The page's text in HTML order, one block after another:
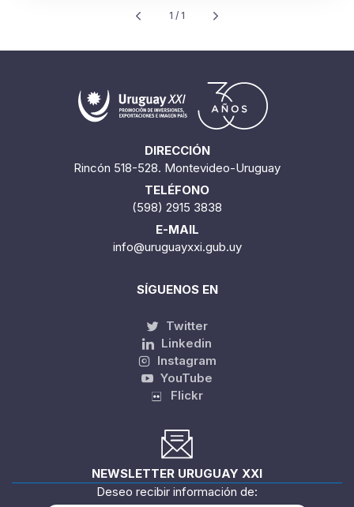
1 / 1
DIRECCIÓN
Rincón 518-528. Montevideo-Uruguay
TELÉFONO
(598) 2915 3838
E-MAIL
info@uruguayxxi.gub.uy
SÍGUENOS EN
Twitter
Linkedin
Instagram
YouTube
Flickr
NEWSLETTER URUGUAY XXI
Deseo recibir información de: